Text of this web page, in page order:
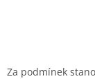
Za podmínek